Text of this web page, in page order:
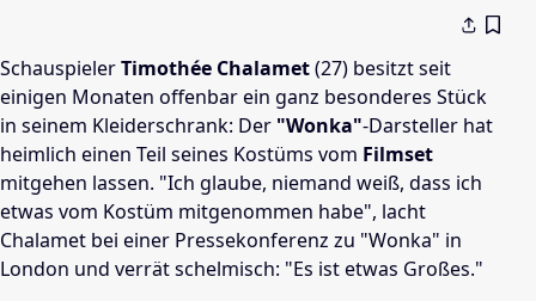
SchauspielerTimothée Chalamet(27) besitzt seit
einigen Monaten offenbar ein ganz besonderes Stück
in seinem Kleiderschrank: Der "Wonka"-Darsteller hat
heimlich einen Teil seines Kostüms vom Filmset
mitgehen lassen. "Ich glaube, niemand weiß, dass ich
etwas vom Kostüm mitgenommen habe", lacht
Chalamet bei einer Pressekonferenz zu "Wonka" in
London und verrät schelmisch: "Es ist etwas Großes."